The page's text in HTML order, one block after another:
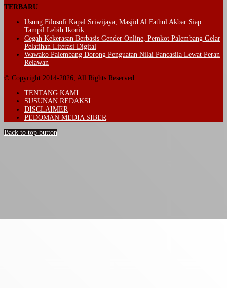
TERBARU
Usung Filosofi Kapal Sriwijaya, Masjid Al Fathul Akbar Siap
Tampil Lebih Ikonik
Cegah Kekerasan Berbasis Gender Online, Pemkot Palembang Gelar
Pelatihan Literasi Digital
Wawako Palembang Dorong Penguatan Nilai Pancasila Lewat Peran
Relawan
© Copyright 2014-2026, All Rights Reserved
TENTANG KAMI
SUSUNAN REDAKSI
DISCLAIMER
PEDOMAN MEDIA SIBER
Back to top button